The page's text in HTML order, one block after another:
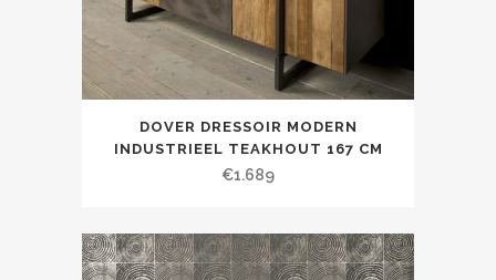
DOVER DRESSOIR MODERN
INDUSTRIEEL TEAKHOUT 167 CM
€1.689